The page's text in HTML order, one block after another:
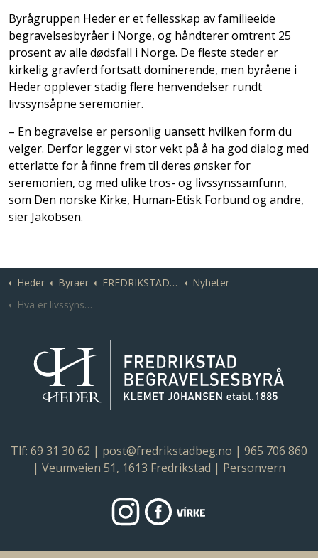
­Byrågruppen Heder er et fellesskap av familieeide
begravelsesbyråer i Norge, og håndterer omtrent 25
prosent av alle dødsfall i Norge. De fleste steder er
kirkelig gravferd fortsatt dominerende, men byråene i
Heder opplever stadig flere henvendelser rundt
livssynsåpne seremonier.
­– En begravelse er personlig uansett hvilken form du
velger. Derfor legger vi stor vekt på å ha god dialog med
etterlatte for å finne frem til deres ønsker for
seremonien, og med ulike tros- og livssynssamfunn,
som Den norske Kirke, Human-Etisk Forbund og andre,
sier Jakobsen.
Heder Byraer FREDRIKSTAD | Fredrikstad og Borge Begravelsesbyråer | Klemet Johansen
Nyheter
Hva er livssynsåpen begravelse?
Tlf: 69 31 30 62 | post@fredrikstadbeg.no | 965 706 860
| Veumveien 51, 1613 Fredrikstad | Personvern